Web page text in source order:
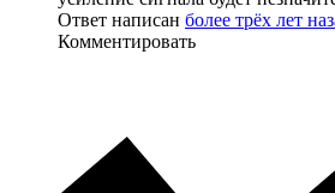
Ответ написан более трёх лет
Комментировать